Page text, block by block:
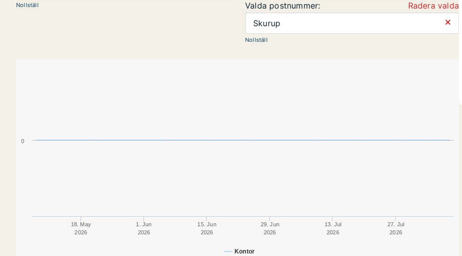
Nollställ
Valda postnummer:
Radera valda
Skurup
⨯
Nollställ
Kontor
18. May
2026
1. Jun
2026
15. Jun
2026
29. Jun
2026
13. Jul
2026
27. Jul
2026
0